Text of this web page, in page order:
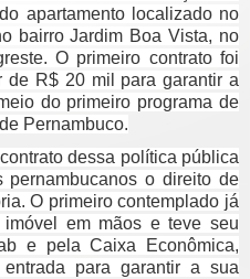
apartamento localizado no
bairro Jardim Boa Vista, no
O primeiro contrato foi
de R$ 20 mil para garantir a
do primeiro programa de
Pernambuco.
dessa política pública
pernambucanos o direito de
O primeiro contemplado já
em mãos e teve seu
e pela Caixa Econômica,
para garantir a sua